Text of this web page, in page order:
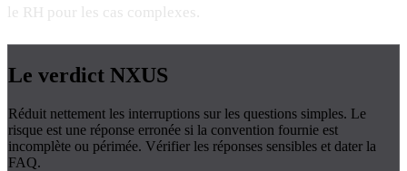
le RH pour les cas complexes.
Le verdict NXUS
Réduit nettement les interruptions sur les questions simples. Le
risque est une réponse erronée si la convention fournie est
incomplète ou périmée. Vérifier les réponses sensibles et dater la
FAQ.